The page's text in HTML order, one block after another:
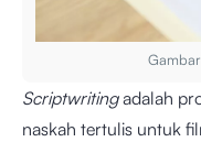
Scriptwritingadalah
naskah tertulis untuk